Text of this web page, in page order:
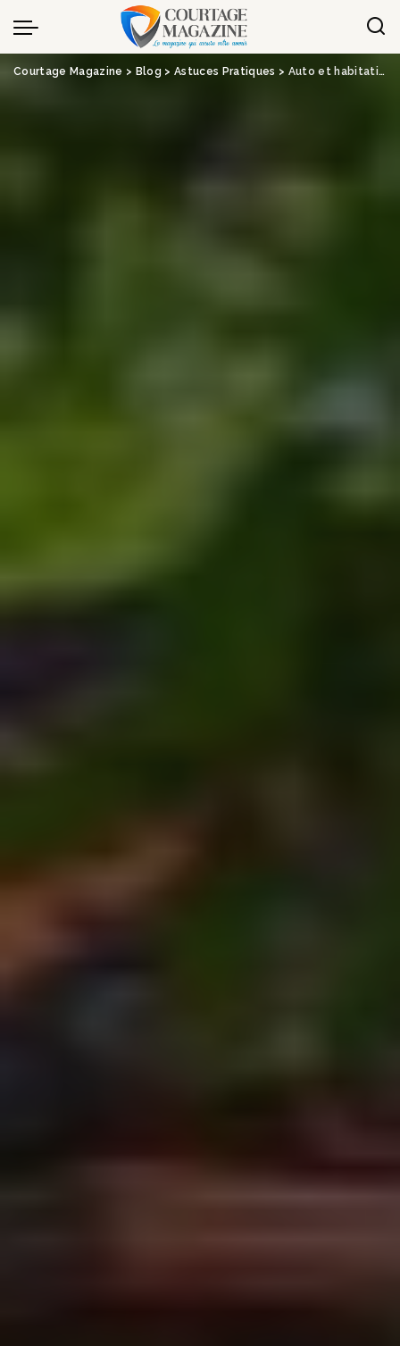
Panneau de gestion des cookies
Courtage Magazine > Blog > Astuces Pratiques > Auto et habitation : un assureur augmente à deux reprises ses tarifs en 2023